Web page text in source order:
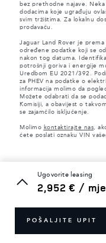
ugovorite leasing
2,952 € /
POŠALJITE UPIT
bez prethodne najave.
dodacima koje ugrađuju
svim tržištima. Za lokalnu
prodavaču.
Jaguar Land Rover je
određene podatke koji se
nakon tog datuma.
potrošnji goriva i energije
Uredbom EU 2021/392.
za PHEV na podatke o
informacija molimo da
Možete odabrati da se
Komisiji, a obavijest o
se zajamčilo isključenje.
Molimo kontaktirajte nas ,
ćete poslati oznaku VIN